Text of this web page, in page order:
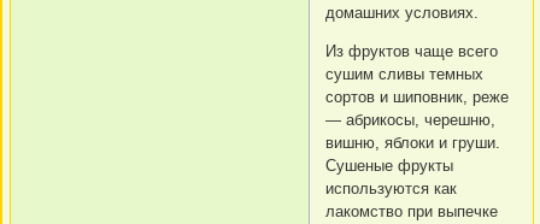
домашних условиях.
Из фруктов чаще всего
сушим сливы темных
сортов и шиповник, реже
— абрикосы, черешню,
вишню, яблоки и груши.
Сушеные фрукты
используются как
лакомство при выпечке